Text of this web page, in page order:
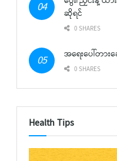
ဆိုရင်
0 SHARES
အရေးပေါ်တာ
0 SHARES
Health Tips